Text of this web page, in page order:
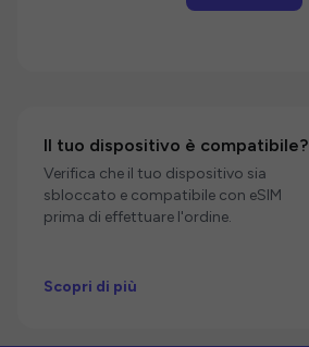
Il tuo dispositivo è compatibile?
Verifica che il tuo dispositivo sia
sbloccato e compatibile con eSIM
prima di effettuare l'ordine.
Scopri di più